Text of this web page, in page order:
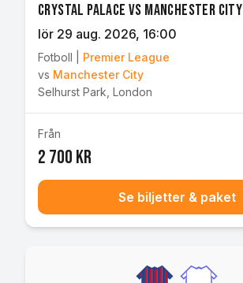
Crystal Palace vs Manchester City
lör 29 aug. 2026, 16:00
Fotboll
Premier League
vs Manchester City
Selhurst Park London
Från
2 700 kr
Se biljetter & paket